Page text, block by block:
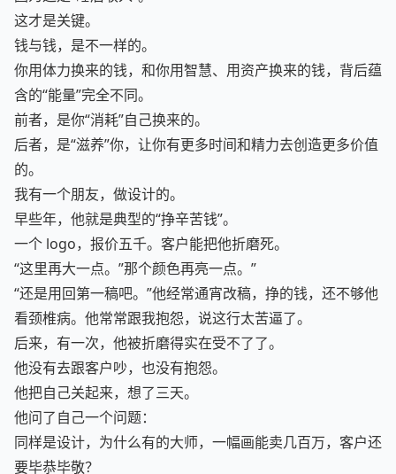
因为这是“睡后收入”。
这才是关键。
钱与钱，是不一样的。
你用体力换来的钱，和你用智慧、用资产换来的钱，背后蕴
含的“能量”完全不同。
前者，是你“消耗”自己换来的。
后者，是“滋养”你，让你有更多时间和精力去创造更多价值
的。
我有一个朋友，做设计的。
早些年，他就是典型的“挣辛苦钱”。
一个 logo，报价五千。客户能把他折磨死。
“这里再大一点。”那个颜色再亮一点。”
“还是用回第一稿吧。”他经常通宵改稿，挣的钱，还不够他
看颈椎病。他常常跟我抱怨，说这行太苦逼了。
后来，有一次，他被折磨得实在受不了了。
他没有去跟客户吵，也没有抱怨。
他把自己关起来，想了三天。
他问了自己一个问题：
同样是设计，为什么有的大师，一幅画能卖几百万，客户还